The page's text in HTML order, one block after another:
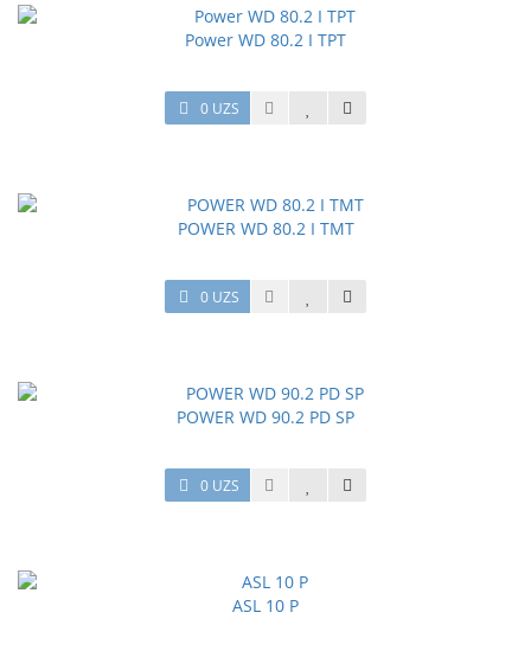
Power WD 80.2 I TPT
0 UZS
POWER WD 80.2 I TMT
0 UZS
POWER WD 90.2 PD SP
0 UZS
ASL 10 P